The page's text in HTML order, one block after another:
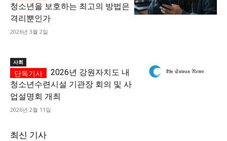
청소년을 보호하는 최고의 방법은
격리뿐인가
2026년 3월 2일
사회
2026년 강원자치도 내
청소년수련시설 기관장 회의 및 사
업설명회 개최
2026년 2월 11일
최신 기사